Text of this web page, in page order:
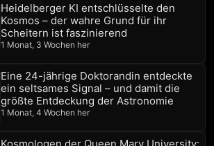
Heidelberger KI entschlüsselte den
Kosmos – der wahre Grund für ihr
Scheitern ist faszinierend
1 Monat, 3 Wochen her
Eine 24-jährige Doktorandin entdeckte
ein seltsames Signal – und damit die
größte Entdeckung der Astronomie
1 Monat, 4 Wochen her
Kosmologen der Queen Mary University: